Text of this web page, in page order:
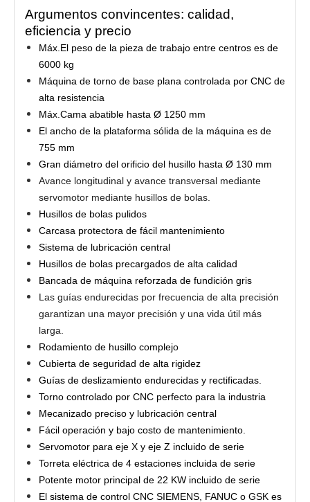
Argumentos convincentes: calidad,
eficiencia y precio
Máx.El peso de la pieza de trabajo entre centros es de
6000 kg
Máquina de torno de base plana controlada por CNC de
alta resistencia
Máx.Cama abatible hasta Ø 1250 mm
El ancho de la plataforma sólida de la máquina es de
755 mm
Gran diámetro del orificio del husillo hasta Ø 130 mm
Avance longitudinal y avance transversal mediante
servomotor mediante husillos de bolas.
Husillos de bolas pulidos
Carcasa protectora de fácil mantenimiento
Sistema de lubricación central
Husillos de bolas precargados de alta calidad
Bancada de máquina reforzada de fundición gris
Las guías endurecidas por frecuencia de alta precisión
garantizan una mayor precisión y una vida útil más
larga.
Rodamiento de husillo complejo
Cubierta de seguridad de alta rigidez
Guías de deslizamiento endurecidas y rectificadas.
Torno controlado por CNC perfecto para la industria
Mecanizado preciso y lubricación central
Fácil operación y bajo costo de mantenimiento.
Servomotor para eje X y eje Z incluido de serie
Torreta eléctrica de 4 estaciones incluida de serie
Potente motor principal de 22 KW incluido de serie
El sistema de control CNC SIEMENS, FANUC o GSK es